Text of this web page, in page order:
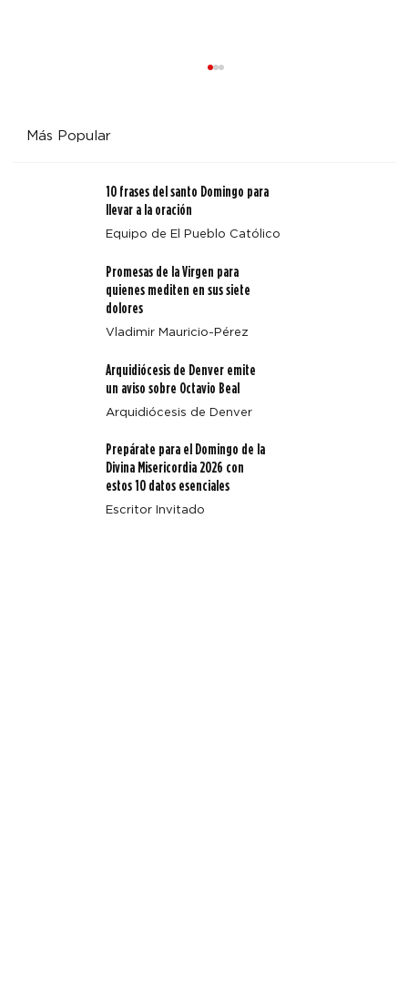
Pasillos de hospital convertidos en tierra santa:
ministros extraordinarios comparten el amor sanador
de Cristo
Más Popular
10 frases del santo Domingo para
llevar a la oración
Equipo de El Pueblo Católico
Promesas de la Virgen para
quienes mediten en sus siete
dolores
Vladimir Mauricio-Pérez
Arquidiócesis de Denver emite
un aviso sobre Octavio Beal
Arquidiócesis de Denver
Prepárate para el Domingo de la
Divina Misericordia 2026 con
estos 10 datos esenciales
Escritor Invitado